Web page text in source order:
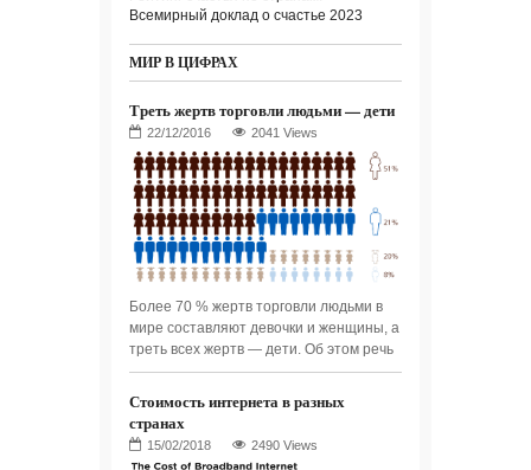
Всемирный доклад о счастье 2023
МИР В ЦИФРАХ
Треть жертв торговли людьми — дети
2041 Views
Более 70 % жертв торговли людьми в
мире составляют девочки и женщины, а
треть всех жертв — дети. Об этом речь
Стоимость интернета в разных
странах
2490 Views